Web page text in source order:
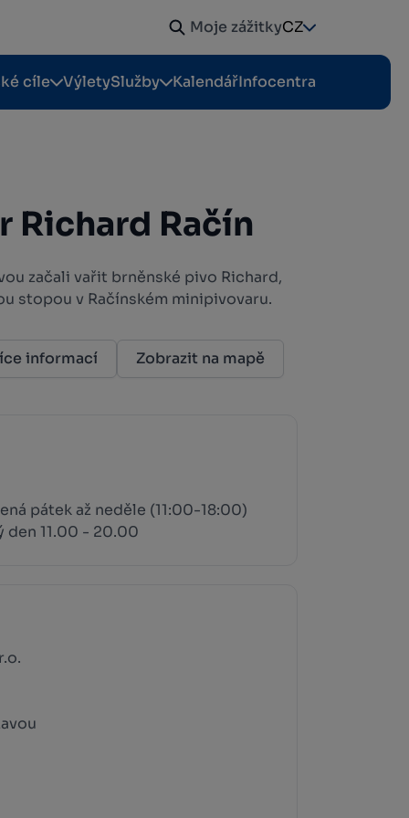
Moje zážitkyCZ
cíle VýletySlužby KalendářInfocentra
Richard Račín
začali vařit brněnské pivo Richard,
stopou v Račínském minipivovaru.
informací Zobrazit na mapě
pátek až neděle (11:00-18:00)
den 11.00 - 20.00